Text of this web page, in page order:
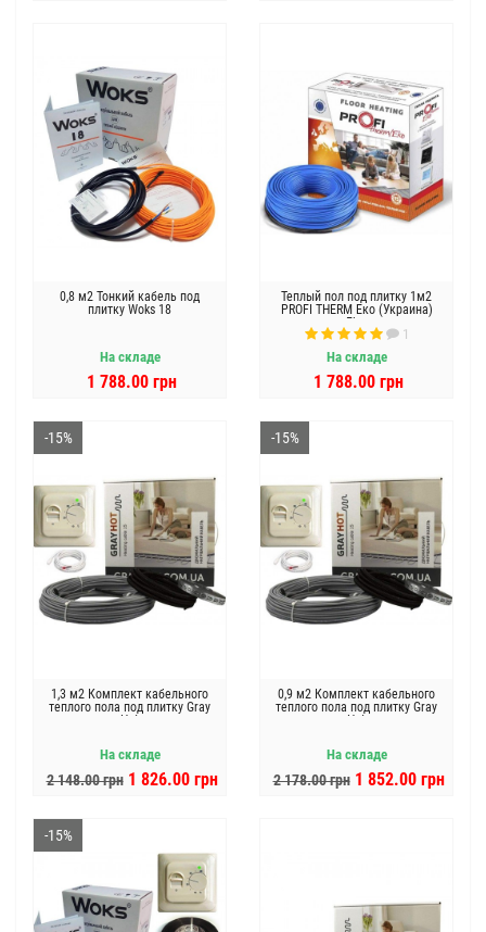
0,8 м2 Тонкий кабель под
плитку Woks 18
На складе
1 788.00 грн
Теплый пол под плитку 1м2
PROFI THERM Еко (Украина)
Flex
1
На складе
1 788.00 грн
-15%
1,3 м2 Комплект кабельного
теплого пола под плитку Gray
Hot
На складе
2 148.00 грн 1 826.00 грн
-15%
0,9 м2 Комплект кабельного
теплого пола под плитку Gray
Hot
На складе
2 178.00 грн 1 852.00 грн
-15%